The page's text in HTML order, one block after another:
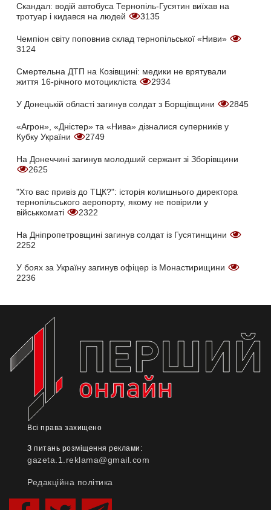
Скандал: водій автобуса Тернопіль-Гусятин виїхав на
тротуар і кидався на людей
3135
Чемпіон світу поповнив склад тернопільської «Ниви»
3124
Смертельна ДТП на Козівщині: медики не врятували
життя 16-річного мотоцикліста
2934
У Донецькій області загинув солдат з Борщівщини 2845
«Агрон», «Дністер» та «Нива» дізналися суперників у
Кубку України
2749
На Донеччині загинув молодший сержант зі Зборівщини
2625
"Хто вас привіз до ТЦК?": історія колишнього директора
тернопільського аеропорту, якому не повірили у
військкоматі
2322
На Дніпропетровщині загинув солдат із Гусятинщини
2252
У боях за Україну загинув офіцер із Монастирищини
2236
Всі права захищено
З питань розміщення реклами:
gazeta.1.reklama@gmail.com
Редакційна політика